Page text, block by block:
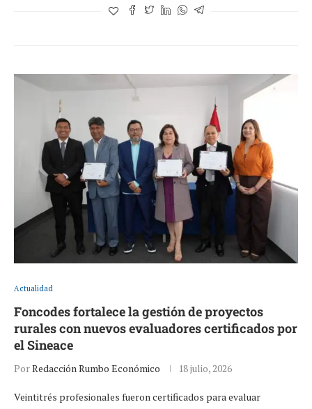
Actualidad
Foncodes fortalece la gestión de proyectos
rurales con nuevos evaluadores certificados por
el Sineace
PorRedacción Rumbo Económico 18 julio, 2026
Veintitrés profesionales fueron certificados para evaluar